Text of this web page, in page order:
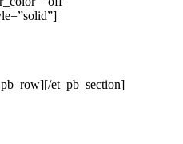
et_pb_section]